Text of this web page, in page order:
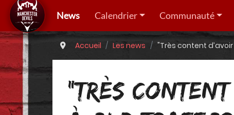
News Calendrier Communauté
Accueil Les news "Très content
"TRÈS